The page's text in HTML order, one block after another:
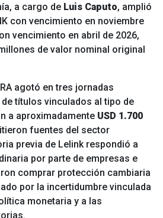
a cargo de Luis Caputo, amplió
con vencimiento en noviembre
vencimiento en abril de 2026,
de valor nominal original
agotó en tres jornadas
títulos vinculados al tipo de
a aproximadamente USD 1.700
fuentes del sector
previa de Lelink respondió a
por parte de empresas e
comprar protección cambiaria
por la incertidumbre vinculada
monetaria y a las